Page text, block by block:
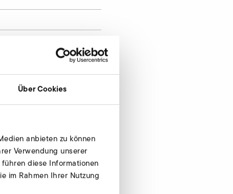
Über Cookies
anbieten zu können
Verwendung unserer
diese Informationen
im Rahmen Ihrer Nutzung
Jetzt anfragen